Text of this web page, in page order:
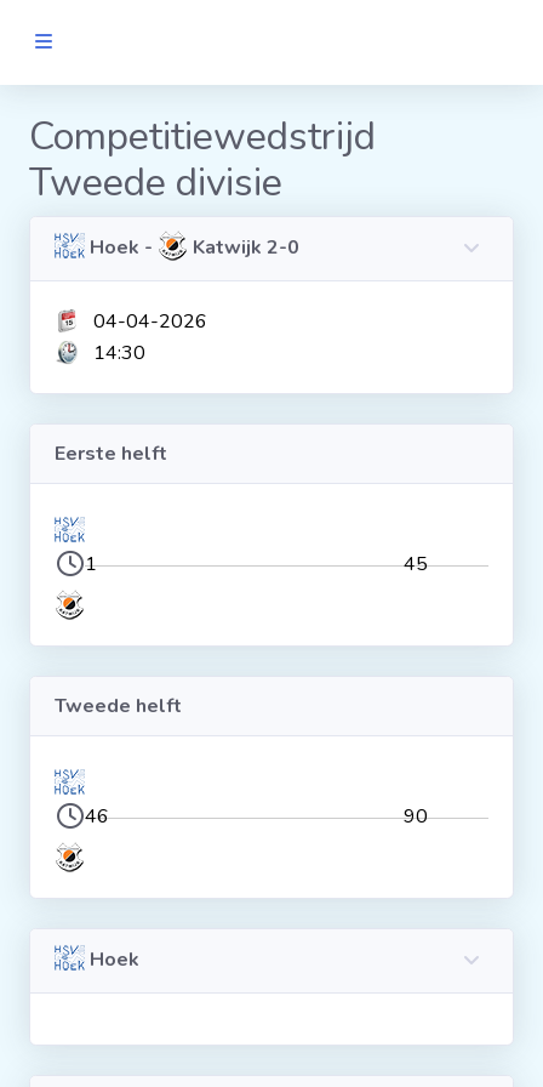
Clubs
Wedstrijden
Statistieken
Voetbalpiramide
Clubs
Voetbalpiramide
Competitiewedstrijd
Tweede divisie
Hoek - Katwijk 2-0
04-04-2026
14:30
Eerste helft
1 45
Tweede helft
46 90
Hoek